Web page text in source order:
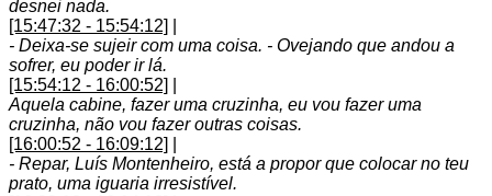
desnei nada.
[15:47:32 - 15:54:12]
- Deixa-se sujeir com uma coisa. - Ovejando que andou a
sofrer, eu poder ir lá.
[15:54:12 - 16:00:52]
Aquela cabine, fazer uma cruzinha, eu vou fazer uma
cruzinha, não vou fazer outras coisas.
[16:00:52 - 16:09:12]
- Repar, Luís Montenheiro, está a propor que colocar no teu
prato, uma iguaria irresistível.